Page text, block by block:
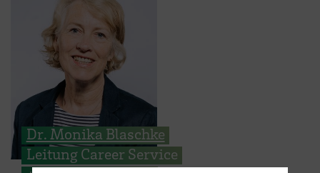
Dr. Monika Blaschke
Leitung Career Service